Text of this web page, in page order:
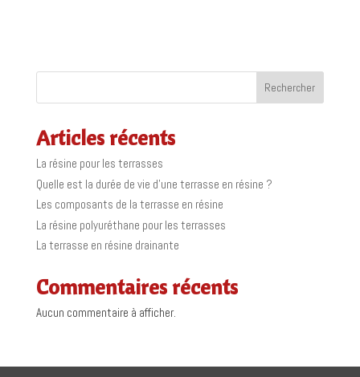
Rechercher
Articles récents
La résine pour les terrasses
Quelle est la durée de vie d’une terrasse en résine ?
Les composants de la terrasse en résine
La résine polyuréthane pour les terrasses
La terrasse en résine drainante
Commentaires récents
Aucun commentaire à afficher.